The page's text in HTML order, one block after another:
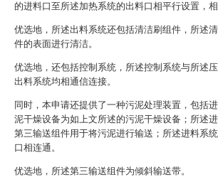
的进料口至所述加热系统的出料口相平行设置，
优选地，所述出料系统还包括清洁刷组件，所述
件的表面进行清洁。
优选地，还包括控制系统，所述控制系统与所述
出料系统均相通信连接。
同时，本申请还提供了一种污泥处理装置，包括
泥干燥设备为如上文所述的污泥干燥设备；所述
第三输送组件用于将污泥进行输送；所述进料系
口相连通。
优选地，所述第三输送组件为倾斜输送带。